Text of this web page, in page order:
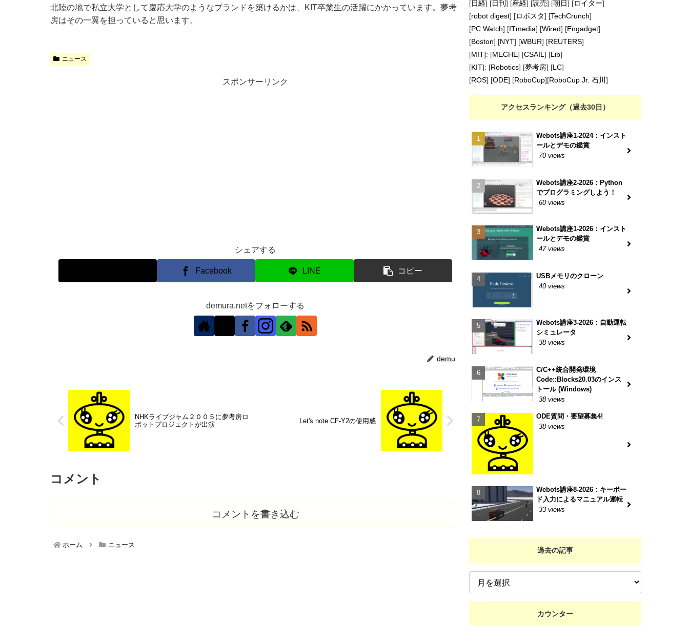
北陸の地で私立大学として慶応大学のようなブランドを築けるかは、KIT卒業生の活躍にかかっています。夢考
房はその一翼を担っていると思います。
ニュース
スポンサーリンク
シェアする
Facebook LINE コピー
demura.netをフォローする
demu
NHKライブジャム２００５に夢考房ロ
ボットプロジェクトが出演
Let's note CF-Y2の使用感
コメント
コメントを書き込む
ホーム ニュース
[日経] [日刊 ] [産経] [読売] [朝日] [ロイター]
[robot digest] [ロボスタ] [TechCrunch]
[PC Watch] [ITmedia] [Wired] [Engadget]
[Boston] [NYT] [WBUR] [REUTERS]
[MIT]: [MECHE] [CSAIL ] [Lib]
[KIT]: [Robotics] [夢考房] [LC]
[ROS] [ODE] [RoboCup][RoboCup Jr. 石川 ]
アクセスランキング（過去30日）
Webots講座1-2024：インスト
ールとデモの鑑賞
70 views
Webots講座2-2026：Python
でプログラミングしよう！
60 views
Webots講座1-2026：インスト
ールとデモの鑑賞
47 views
USBメモリのクローン
40 views
Webots講座3-2026：自動運転
シミュレータ
38 views
C/C++統合開発環境
Code::Blocks20.03のインス
トール (Windows)
38 views
ODE質問・要望募集4!
38 views
Webots講座8-2026：キーボー
ド入力によるマニュアル運転
33 views
過去の記事
カウンター